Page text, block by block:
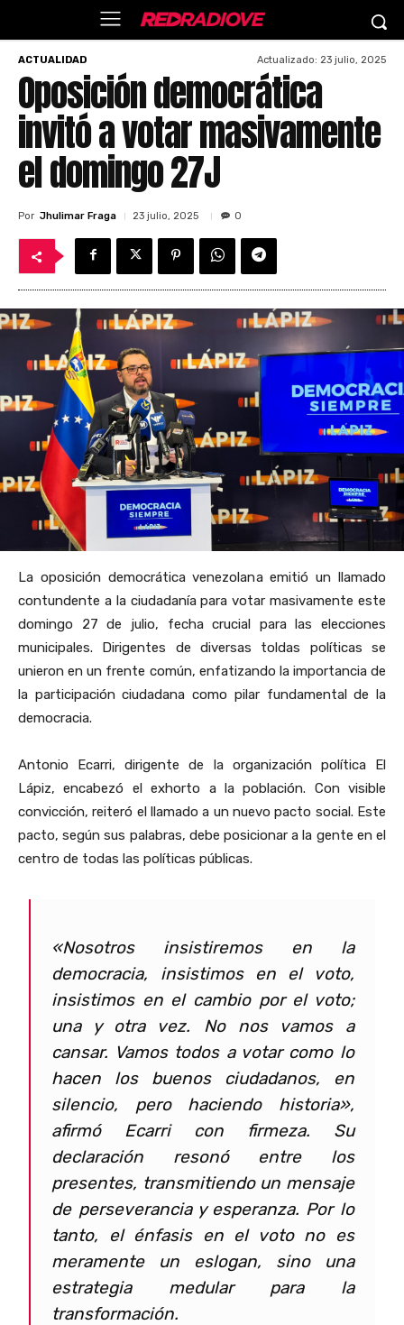
ACTUALIDAD Actualizado: 23 julio, 2025
Oposición democrática
invitó a votar masivamente
el domingo 27J
Por Jhulimar Fraga 23 julio, 2025 0
La oposición democrática venezolana emitió un llamado
contundente a la ciudadanía para votar masivamente este
domingo 27 de julio, fecha crucial para las elecciones
municipales. Dirigentes de diversas toldas políticas se
unieron en un frente común, enfatizando la importancia de
la participación ciudadana como pilar fundamental de la
democracia.
Antonio Ecarri, dirigente de la organización política El
Lápiz, encabezó el exhorto a la población. Con visible
convicción, reiteró el llamado a un nuevo pacto social. Este
pacto, según sus palabras, debe posicionar a la gente en el
centro de todas las políticas públicas.
«Nosotros insistiremos en la
democracia, insistimos en el voto,
insistimos en el cambio por el voto;
una y otra vez. No nos vamos a
cansar. Vamos todos a votar como lo
hacen los buenos ciudadanos, en
silencio, pero haciendo historia»,
afirmó Ecarri con firmeza. Su
declaración resonó entre los
presentes, transmitiendo un mensaje
de perseverancia y esperanza. Por lo
tanto, el énfasis en el voto no es
meramente un eslogan, sino una
estrategia medular para la
transformación.